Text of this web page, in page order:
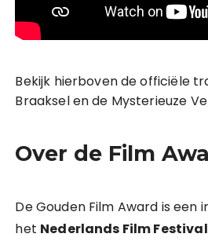
Bekijk hierboven de officiële
Braaksel en de Mysterieuze
Over de Film
De Gouden Film Award is een
het Nederlands Film Festival